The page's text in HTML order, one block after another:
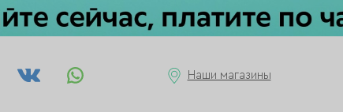
Наши магазины